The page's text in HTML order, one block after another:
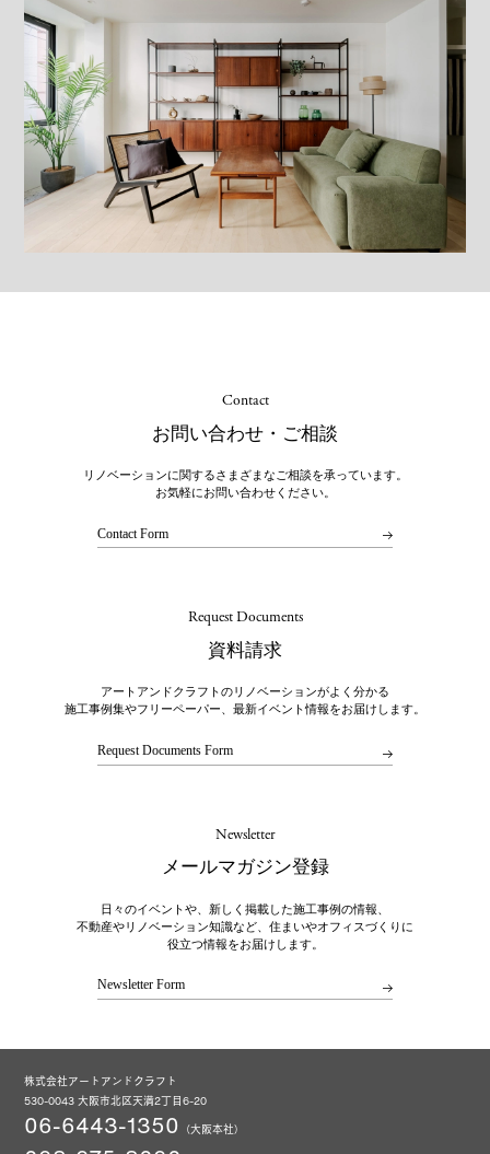
Contact
お問い合わせ・ご相談
リノベーションに関するさまざまなご相談を承っています。
お気軽にお問い合わせください。
Contact Form
Request Documents
資料請求
アートアンドクラフトのリノベーションがよく分かる
施工事例集やフリーペーパー、最新イベント情報をお届けします。
Request Documents Form
Newsletter
メールマガジン登録
日々のイベントや、新しく掲載した施工事例の情報、
不動産やリノベーション知識など、住まいやオフィスづくりに
役立つ情報をお届けします。
Newsletter Form
株式会社アートアンドクラフト
530-0043 大阪市北区天満2丁目6-20
06-6443-1350 （大阪本社）